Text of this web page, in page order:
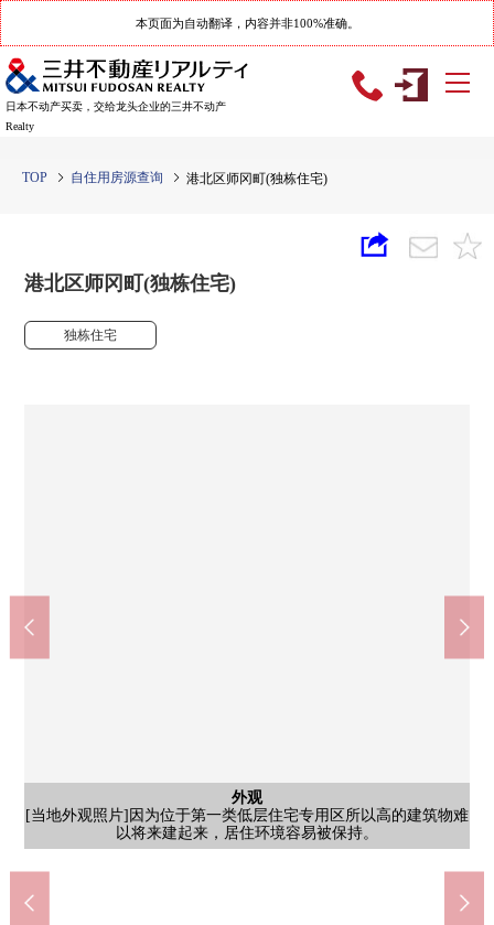
本页面为自动翻译，内容并非100%准确。
日本不动产买卖，交给龙头企业的三井不动产
Realty
TOP 自住用房源查询 港北区师冈町(独栋住宅)
港北区师冈町(独栋住宅)
独栋住宅
外观
[当地外观照片]因为位于第一类低层住宅专用区所以高的建筑物难
以将来建起来，居住环境容易被保持。
外观
[港北区师冈町(独栋住宅)]到东急东横线"大仓山"车站步行9分钟。
是作为生活设施的也切身整齐一致的便利的居住环境。
门口
[门口]亮的光把从东南一侧的门插进去的门口。因为丰富的存储空
间被设立是一下子切，整理的门口所以，并且能够迎接客人。
客厅
[LDK]上部是一部分楼梯井。更明亮地显示出室内，能让空间全体
有间接gario。
院子
[院子]每天是感到绿的安慰的空间。和气地迎接家族。舒适是某一
个面积的院子。
风景
[来自阳台的风景照片]没有在前面遮挡视界的高的建筑物。在晴朗
的日，好像能享受心情好的蓝天。
风景
[来自阳台的风景照片]充分做的阳光灌，洗的衣物也好像和感觉清
醒干。
洗脸
西式房间
公共汽车
厨房
厕所
室内
西式房间
客厅
室内
客厅
室内
室内
室内
厨房
院子
[院子]在平常的散步以及远隔工作中的休息，也推荐的庭园。通过
四季，感到季节的变化。
院子
[院子]孩子的游泳池游戏或者烤肉好像能渡过家族团聚的时间。
院子
[院子]在对面，阳光无大的建筑物而良好。放桌子，能享受下午茶
时间。
院子
[院子]培养蔬菜以及花，能享受家庭菜园。因为从LDK的窗看得见
风景所以被绿治疗的生活实现。
外观
[当地外观照片]土地面积是约123.42坪。2间车库能停好(出自车型
的)。
Mybasket大仓山1丁目商店(约410m)
步行6分钟。营业时间是从7:00到24:00。营业时间避免长时间拥挤
的时间段，能买东西。
全家便利店码头北师冈町商店(约290m)
步行4分钟。24小时营业。在添购忘记买的东西的时候，近，便
利。itoinkona被设定。
横滨市立师冈小学(约540m)
步行7分钟。是建校的历史和有传统的学校1970年。在低年级的孩
子，上学的负担也是少的距离。
横滨市立桶町中学校(约1500m)
步行19分钟。"学，理解，支持，笑脸充满的桶町中"被把在学校教
育目标举起来。